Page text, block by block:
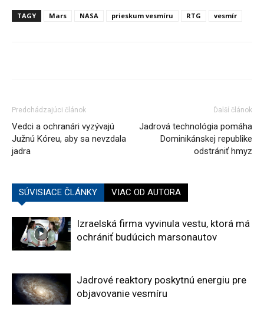
TAGY Mars NASA prieskum vesmíru RTG vesmír
Predchádzajúci článok
Vedci a ochranári vyzývajú
Južnú Kóreu, aby sa nevzdala
jadra
Ďalší článok
Jadrová technológia pomáha
Dominikánskej republike
odstrániť hmyz
SÚVISIACE ČLÁNKY VIAC OD AUTORA
Izraelská firma vyvinula vestu, ktorá má
ochrániť budúcich marsonautov
Jadrové reaktory poskytnú energiu pre
objavovanie vesmíru